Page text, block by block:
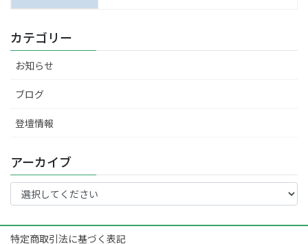
カテゴリー
お知らせ
ブログ
登壇情報
アーカイブ
特定商取引法に基づく表記